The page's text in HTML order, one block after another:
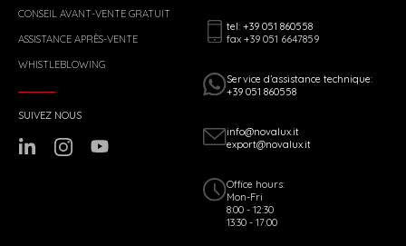
CONSEIL AVANT-VENTE GRATUIT
ASSISTANCE APRÈS-VENTE
WHISTLEBLOWING
tel: +39 051 860558
fax +39 051 6647859
Service d’assistance technique:
+39 051 860558
info@novalux.it
export@novalux.it
Office hours:
Mon-Fri
8:00 - 12:30
13:30 - 17:00
SUIVEZ NOUS